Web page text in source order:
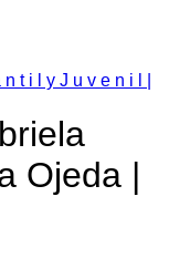
t i l y J u v e n i l |
Ojeda |